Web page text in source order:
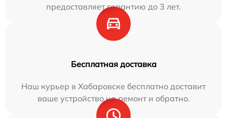
предоставляет гарантию до 3 лет.
Бесплатная доставка
Наш курьер в Хабаровске бесплатно доставит
ваше устройство на ремонт и обратно.